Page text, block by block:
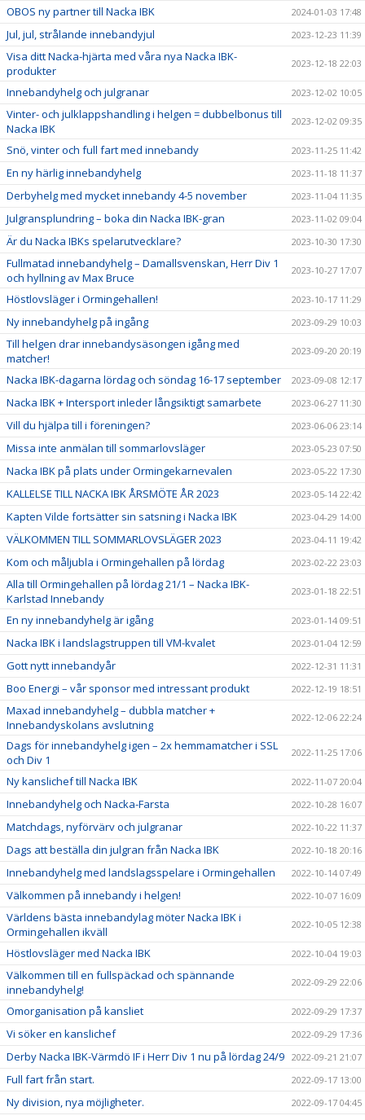
OBOS ny partner till Nacka IBK 2024-01-03 17:48
Jul, jul, strålande innebandyjul 2023-12-23 11:39
Visa ditt Nacka-hjärta med våra nya Nacka IBK-
produkter
2023-12-18 22:03
Innebandyhelg och julgranar 2023-12-02 10:05
Vinter- och julklappshandling i helgen = dubbelbonus till
Nacka IBK
2023-12-02 09:35
Snö, vinter och full fart med innebandy 2023-11-25 11:42
En ny härlig innebandyhelg 2023-11-18 11:37
Derbyhelg med mycket innebandy 4-5 november 2023-11-04 11:35
Julgransplundring – boka din Nacka IBK-gran 2023-11-02 09:04
Är du Nacka IBKs spelarutvecklare? 2023-10-30 17:30
Fullmatad innebandyhelg – Damallsvenskan, Herr Div 1
och hyllning av Max Bruce
2023-10-27 17:07
Höstlovsläger i Ormingehallen! 2023-10-17 11:29
Ny innebandyhelg på ingång 2023-09-29 10:03
Till helgen drar innebandysäsongen igång med
matcher!
2023-09-20 20:19
Nacka IBK-dagarna lördag och söndag 16-17 september 2023-09-08 12:17
Nacka IBK + Intersport inleder långsiktigt samarbete 2023-06-27 11:30
Vill du hjälpa till i föreningen? 2023-06-06 23:14
Missa inte anmälan till sommarlovsläger 2023-05-23 07:50
Nacka IBK på plats under Ormingekarnevalen 2023-05-22 17:30
KALLELSE TILL NACKA IBK ÅRSMÖTE ÅR 2023 2023-05-14 22:42
Kapten Vilde fortsätter sin satsning i Nacka IBK 2023-04-29 14:00
VÄLKOMMEN TILL SOMMARLOVSLÄGER 2023 2023-04-11 19:42
Kom och måljubla i Ormingehallen på lördag 2023-02-22 23:03
Alla till Ormingehallen på lördag 21/1 – Nacka IBK-
Karlstad Innebandy
2023-01-18 22:51
En ny innebandyhelg är igång 2023-01-14 09:51
Nacka IBK i landslagstruppen till VM-kvalet 2023-01-04 12:59
Gott nytt innebandyår 2022-12-31 11:31
Boo Energi – vår sponsor med intressant produkt 2022-12-19 18:51
Maxad innebandyhelg – dubbla matcher +
Innebandyskolans avslutning
2022-12-06 22:24
Dags för innebandyhelg igen – 2x hemmamatcher i SSL
och Div 1
2022-11-25 17:06
Ny kanslichef till Nacka IBK 2022-11-07 20:04
Innebandyhelg och Nacka-Farsta 2022-10-28 16:07
Matchdags, nyförvärv och julgranar 2022-10-22 11:37
Dags att beställa din julgran från Nacka IBK 2022-10-18 20:16
Innebandyhelg med landslagsspelare i Ormingehallen 2022-10-14 07:49
Välkommen på innebandy i helgen! 2022-10-07 16:09
Världens bästa innebandylag möter Nacka IBK i
Ormingehallen ikväll
2022-10-05 12:38
Höstlovsläger med Nacka IBK 2022-10-04 19:03
Välkommen till en fullspäckad och spännande
innebandyhelg!
2022-09-29 22:06
Omorganisation på kansliet 2022-09-29 17:37
Vi söker en kanslichef 2022-09-29 17:36
Derby Nacka IBK-Värmdö IF i Herr Div 1 nu på lördag 24/9 2022-09-21 21:07
Full fart från start. 2022-09-17 13:00
Ny division, nya möjligheter. 2022-09-17 04:45